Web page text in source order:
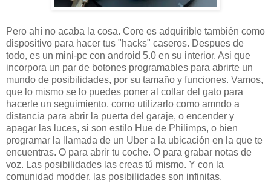
Pero ahí no acaba la cosa. Core es adquirible también como
dispositivo para hacer tus "hacks" caseros. Despues de
todo, es un mini-pc con android 5.0 en su interior. Asi que
incorpora un par de botones programables para abrirte un
mundo de posibilidades, por su tamaño y funciones. Vamos,
que lo mismo se lo puedes poner al collar del gato para
hacerle un seguimiento, como utilizarlo como amndo a
distancia para abrir la puerta del garaje, o encender y
apagar las luces, si son estilo Hue de Philimps, o bien
programar la llamada de un Uber a la ubicación en la que te
encuentras. O para abrir tu coche. O para grabar notas de
voz. Las posibilidades las creas tú mismo. Y con la
comunidad modder, las posibilidades son infinitas.